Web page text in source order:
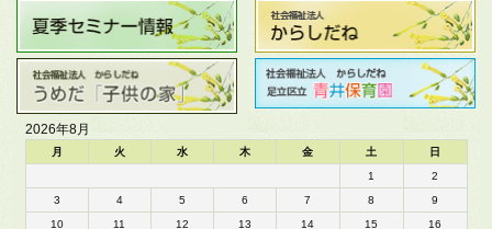
2026年8月
月 火 水 木 金 土
日
1
2
3
4 5 6 7 8
9
10
11 12 13 14 15 16